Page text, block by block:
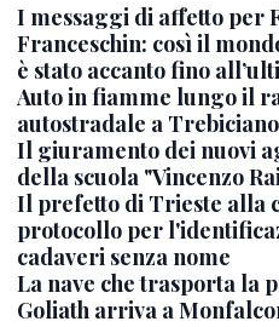
I messaggi di affetto per
Franceschin: così il
è stato accanto fino
Auto in fiamme lungo il
autostradale a Trebiciano
Il giuramento dei nuovi
della scuola "Vincenzo
Il prefetto di Trieste alla
protocollo per
cadaveri senza nome
La nave che trasporta la
Goliath arriva a